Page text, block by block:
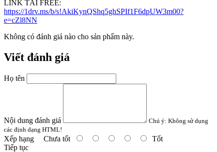
LINK TẢI FREE:
https://1drv.ms/b/s!AkiKynQShq5ghSPIf1F6dpUW3m00?
e=cZl8NN
Không có đánh giá nào cho sản phẩm này.
Viết đánh giá
Họ tên
Nội dung đánh giá Chú ý: Không sử dụng
các định dạng HTML!
Xếp hạng Chưa tốt
Tốt
Tiếp tục